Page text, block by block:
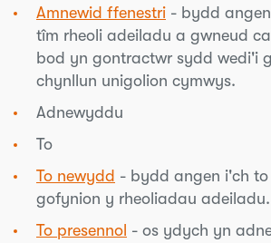
Amnewid ffenestri - bydd
tîm rheoli adeiladu a gwneud
bod yn gontractwr sydd wedi'i
chynllun unigolion cymwys.
Adnewyddu
To
To newydd - bydd angen i'ch
gofynion y rheoliadau adeiladu.
To presennol - os ydych yn